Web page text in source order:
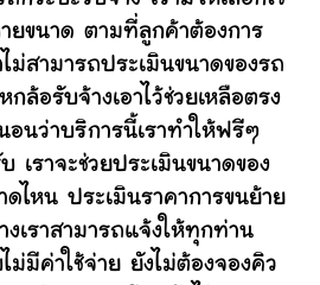
ยขนาด ตามที่ลูกค้าต้องการ
ม่สามารถประเมินขนาดของรถ
ล้อรับจ้างเอาไว้ช่วยเหลือตรง
นว่าบริการนี้เราทำให้ฟรีๆ
เราจะช่วยประเมินขนาดของ
ดไหน ประเมินราคาการขนย้าย
งเราสามารถแจ้งให้ทุกท่าน
มีค่าใช้จ่าย ยังไม่ต้องจองคิว